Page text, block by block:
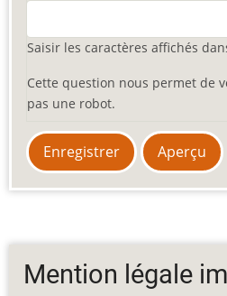
Saisir les caractères affichés
Cette question nous permet de
pas une robot.
Mention légale